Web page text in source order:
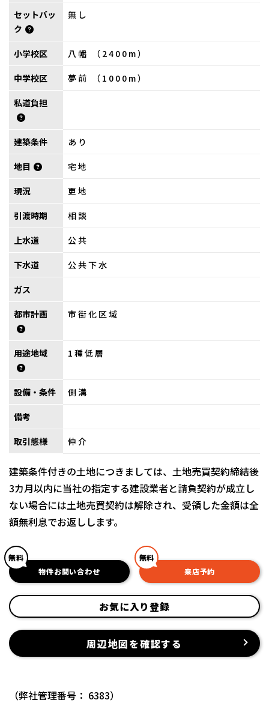
セットバッ
ク
無し
小学校区 八幡 （2400m）
中学校区 夢前 （1000m）
私道負担
建築条件 あり
地目 宅地
現況 更地
引渡時期 相談
上水道 公共
下水道 公共下水
ガス
都市計画 市街化区域
用途地域 1種低層
設備・条件 側溝
備考
取引態様 仲介
建築条件付きの土地につきましては、土地売買契約締結後
3カ月以内に当社の指定する建設業者と請負契約が成立し
ない場合には土地売買契約は解除され、受領した金額は全
額無利息でお返しします。
無料
物件お問い合わせ
無料
来店予約
お気に入り登録
周辺地図を確認する
（弊社管理番号： 6383）